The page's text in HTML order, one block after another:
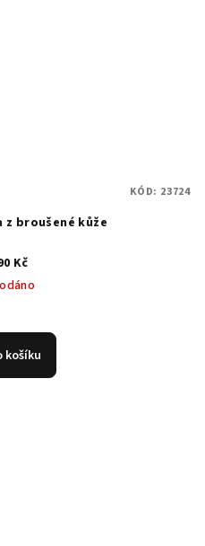
z broušené kůže
Kč
košíku
KÓD: 23724